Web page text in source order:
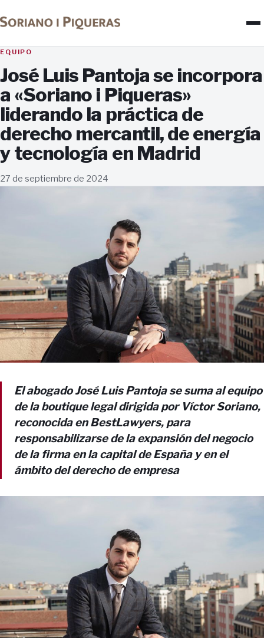
EQUIPO
José Luis Pantoja se incorpora
a «Soriano i Piqueras»
liderando la práctica de
derecho mercantil, de energía
y tecnología en Madrid
27 de septiembre de 2024
El abogado José Luis Pantoja se suma al equipo
de la boutique legal dirigida por Víctor Soriano,
reconocida enBestLawyers, para
responsabilizarse de la expansión del negocio
de la firma en la capital de España y en el
ámbito del derecho de empresa